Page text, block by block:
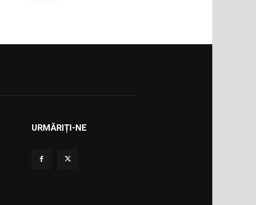
URMĂRIȚI-NE